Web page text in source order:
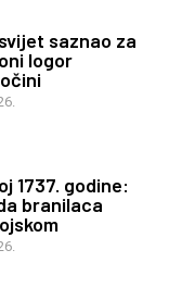
saznao za
logor
1737. godine:
branilaca